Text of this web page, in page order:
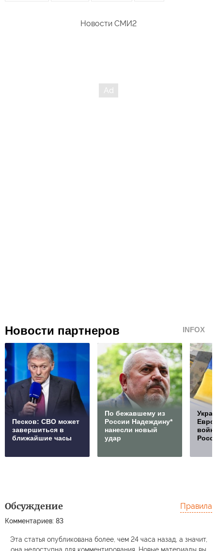
Новости СМИ2
Новости партнеров INFOX
Песков: СВО может
завершиться в
ближайшие часы
По бежавшему из
России Надеждину*
нанесли новый
удар
Обсуждение
Комментариев: 83
Правила
Эта статья опубликована более, чем 24 часа назад, а значит,
она недоступна для комментирования. Новые материалы вы